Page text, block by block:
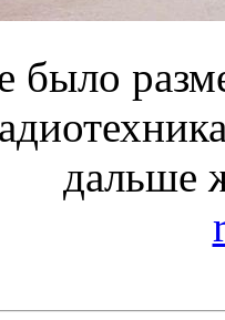
было
дальше